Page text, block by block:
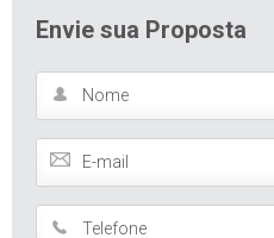
Envie sua Proposta